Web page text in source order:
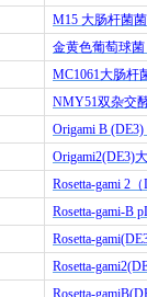
M15 大肠杆菌
金黄色葡萄球菌
MC1061大肠杆
NMY51双杂交
Origami B (DE3)
Origami2(DE3)
Rosetta-gami 2 （
Rosetta-gami-B
Rosetta-
Rosetta-
Rosetta-